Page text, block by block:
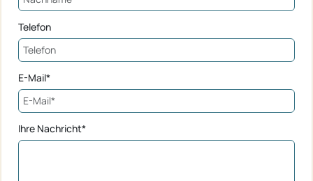
Telefon
E-Mail*
Ihre Nachricht*